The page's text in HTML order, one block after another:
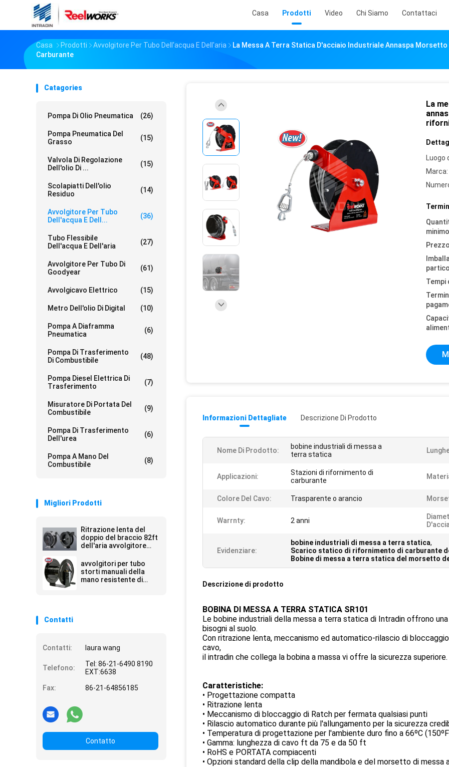
Casa Prodotti Video Chi Siamo Contattaci
Casa Prodotti Avvolgitore Per Tubo Dell'acqua E Dell'aria
La Messa A Terra Statica D'acciaio Industriale Annaspa
Carburante
Catagories
Pompa Di Olio Pneumatica (26)
Pompa Pneumatica Del
Grasso
(15)
Valvola Di Regolazione
Dell'olio Di ...
(15)
Scolapiatti Dell'olio
Residuo
(14)
Avvolgitore Per Tubo
Dell'acqua E Dell...
(36)
Tubo Flessibile
Dell'acqua E Dell'aria
(27)
Avvolgitore Per Tubo Di
Goodyear
(61)
Avvolgicavo Elettrico (15)
Metro Dell'olio Di Digital (10)
Pompa A Diaframma
Pneumatica
(6)
Pompa Di Trasferimento
Di Combustibile
(48)
Pompa Diesel Elettrica Di
Trasferimento
(7)
Misuratore Di Portata Del
Combustibile
(9)
Pompa Di Trasferimento
Dell'urea
(6)
Pompa A Mano Del
Combustibile
(8)
Migliori Prodotti
Ritrazione lenta del
doppio del braccio 82ft
dell'aria avvolgitore
avvolgitori per tubo
storti manuali della
mano resistente di
Contatti
Contatti: laura wang
Telefono:
Tel: 86-21-6490 8190
EXT:6638
Fax:
86-21-64856185
Contatto
La
Luogo
Marca:
Tempi
Informazioni Dettagliate Descrizione Di Prodotto
Nome Di Prodotto:
bobine industriali di messa a
terra statica
Applicazioni:
Stazioni di rifornimento di
carburante
Colore Del Cavo: Trasparente o arancio
Warrnty: 2 anni
Evidenziare:
bobine industriali di messa a terra statica,
Scarico statico di rifornimento di carburante
Bobine di messa a terra statica del morsetto
Descrizione di prodotto
BOBINA DI MESSA A TERRA STATICA SR101
Le bobine industriali della messa a terra statica di Intradin offrono
bisogni al suolo.
Con ritrazione lenta, meccanismo ed automatico-rilascio di
cavo,
il intradin che collega la bobina a massa vi offre la sicurezza superiore.
Caratteristiche:
• Progettazione compatta
• Ritrazione lenta
• Meccanismo di bloccaggio di Ratch per fermata qualsiasi punti
• Rilascio automatico durante più l'allungamento per la sicurezza
• Temperatura di progettazione per l'ambiente duro fino a 66ºC
• Gamma: lunghezza di cavo ft da 75 e da 50 ft
• RoHS e PORTATA compiacenti
• Opzioni standard della clip della mandibola e del morsetto di messa